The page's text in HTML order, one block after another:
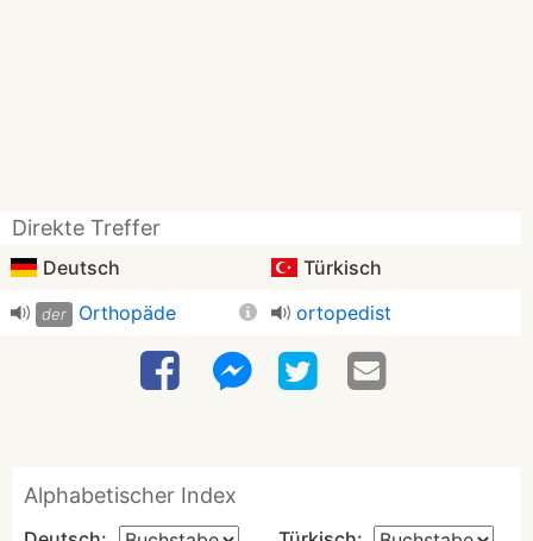
Direkte Treffer
Deutsch Türkisch
der Orthopäde ortopedist
Alphabetischer Index